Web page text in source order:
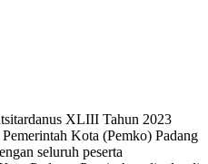
XLIII Tahun 2023
Kota (Pemko) Padang
seluruh peserta